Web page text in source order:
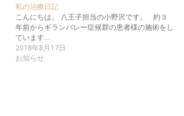
私の治療日記
こんにちは。 八王子担当の小野沢です。 約３
年前からギランバレー症候群の患者様の施術をし
ています…
2018年8月17日
お知らせ